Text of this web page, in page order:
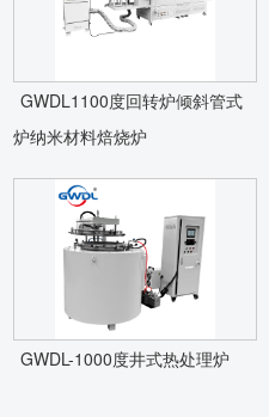
GWDL1100度回转炉倾斜管式
炉纳米材料焙烧炉
GWDL-1000度井式热处理炉